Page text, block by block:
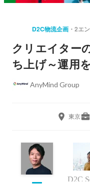
D2C物流企画 2エ
クリエイター
ち上げ～運用
AnyMind Group
東京